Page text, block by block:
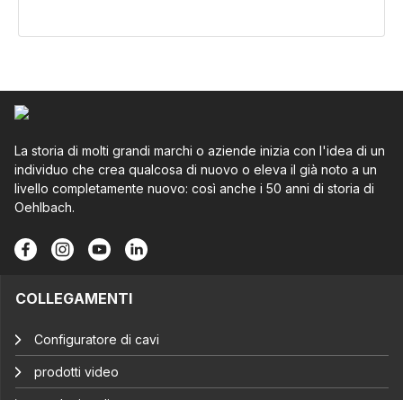
La storia di molti grandi marchi o aziende inizia con l'idea di un
individuo che crea qualcosa di nuovo o eleva il già noto a un
livello completamente nuovo: così anche i 50 anni di storia di
Oehlbach.
COLLEGAMENTI
Configuratore di cavi
prodotti video